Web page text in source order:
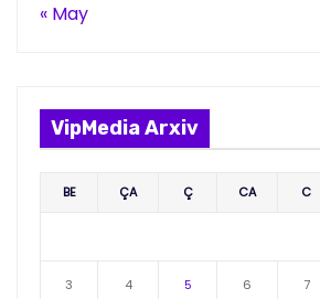
« May
VipMedia Arxiv
BE ÇA Ç CA C
3 4 5 6 7